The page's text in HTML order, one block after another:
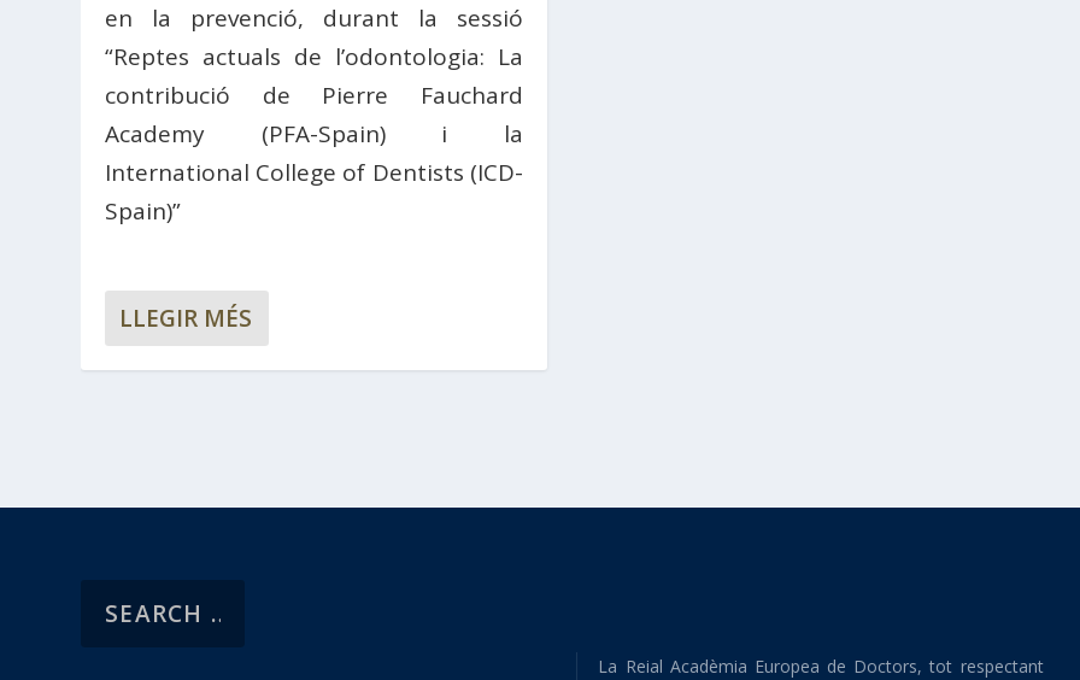
en la prevenció, durant la sessió
“Reptes actuals de l’odontologia: La
contribució de Pierre Fauchard
Academy (PFA-Spain) i la
International College of Dentists (ICD-
Spain)”
LLEGIR MÉS
La Reial Acadèmia Europea de Doctors, tot respectant